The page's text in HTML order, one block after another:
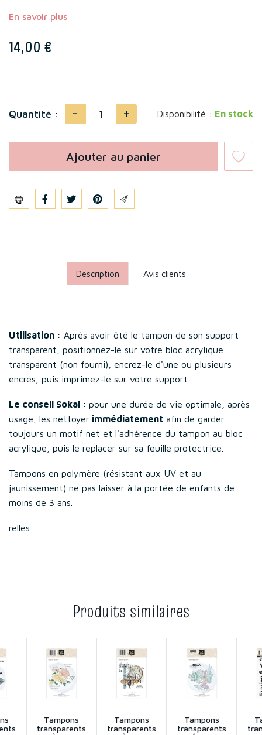
En savoir plus
14,00 €
Quantité : - + Disponibilité : En stock
Ajouter au panier
Partager
Description
Utilisation : Après avoir ôté le tampon de son support
transparent, positionnez-le sur votre bloc acrylique
transparent (non fourni), encrez-le d'une ou plusieurs
encres, puis imprimez-le sur votre support.
Le conseil Sokai : pour une durée de vie optimale, après
usage, les nettoyer immédiatement afin de garder
toujours un motif net et l'adhérence du tampon au bloc
acrylique, puis le replacer sur sa feuille protectrice.
Tampons en polymère (résistant aux UV et au
jaunissement) ne pas laisser à la portée de enfants de
moins de 3 ans.
relles
Avis clients
Produits similaires
Tampons
transparents
Tampons
transparents
Tampons
transparents